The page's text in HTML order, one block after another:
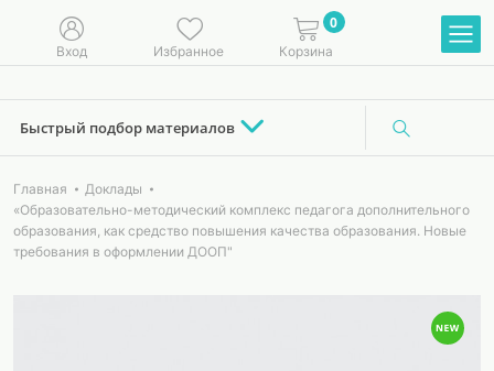
Вход Избранное
0
Корзина
Быстрый подбор материалов
Главная
Доклады
«Образовательно-методический комплекс педагога дополнительного
образования, как средство повышения качества образования. Новые
требования в оформлении ДООП"